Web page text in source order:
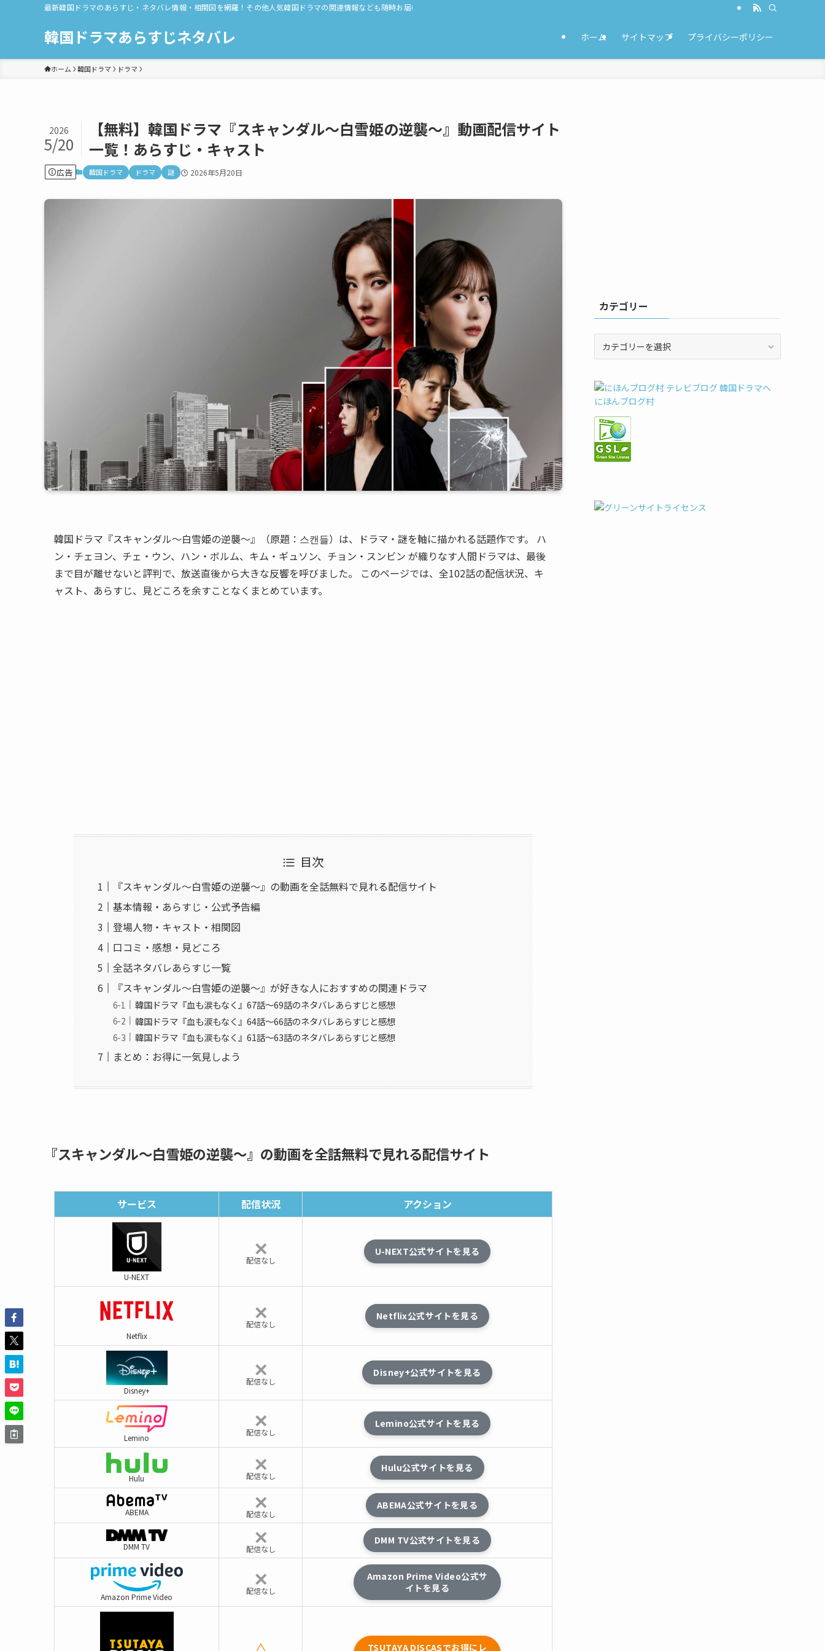
最新韓国ドラマのあらすじ・ネタバレ情報・相関図を網羅！その他人気韓国ドラマの関連情報なども随時お届け！
韓国ドラマあらすじネタバレ ホーム サイトマップ プライバシーポリシー
ホーム 韓国ドラマ ドラマ
【無料】韓国ドラマ『スキャンダル〜白雪姫の逆襲〜』動画配信サイト
一覧！あらすじ・キャスト
2026
5/20
広告 韓国ドラマ ドラマ 謎 2026年5月20日
韓国ドラマ『スキャンダル〜白雪姫の逆襲〜』（原題：스캔들）は、ドラマ・謎を軸に描かれる話題作です。 ハ
ン・チェヨン、チェ・ウン、ハン・ボルム、キム・ギュソン、チョン・スンビン が織りなす人間ドラマは、最後
まで目が離せないと評判で、放送直後から大きな反響を呼びました。 このページでは、全102話の配信状況、キ
ャスト、あらすじ、見どころを余すことなくまとめています。
目次
『スキャンダル〜白雪姫の逆襲〜』の動画を全話無料で見れる配信サイト
基本情報・あらすじ・公式予告編
登場人物・キャスト・相関図
口コミ・感想・見どころ
全話ネタバレあらすじ一覧
『スキャンダル〜白雪姫の逆襲〜』が好きな人におすすめの関連ドラマ
韓国ドラマ『血も涙もなく』67話〜69話のネタバレあらすじと感想
韓国ドラマ『血も涙もなく』64話〜66話のネタバレあらすじと感想
韓国ドラマ『血も涙もなく』61話〜63話のネタバレあらすじと感想
まとめ：お得に一気見しよう
『スキャンダル〜白雪姫の逆襲〜』の動画を全話無料で見れる配信サイト
サービス 配信状況 アクション
U-NEXT
✕
配信なし
U-NEXT公式サイトを見る
Netflix
✕
配信なし
Netflix公式サイトを見る
Disney+
✕
配信なし
Disney+公式サイトを見る
Lemino
✕
配信なし
Lemino公式サイトを見る
Hulu
✕
配信なし
Hulu公式サイトを見る
ABEMA ✕
配信なし
ABEMA公式サイトを見る
DMM TV ✕
配信なし
DMM TV公式サイトを見る
Amazon Prime Video
✕
配信なし
Amazon Prime Video公式サ
イトを見る
TSUTAYA DISCASでお得にレ
カテゴリー
リ
ー
にほんブログ村